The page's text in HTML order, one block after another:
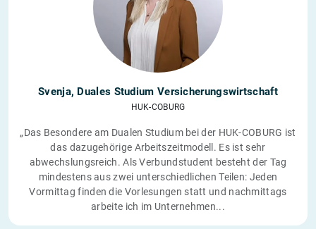
Svenja, Duales Studium Versicherungswirtschaft
HUK-COBURG
„Das Besondere am Dualen Studium bei der HUK-COBURG ist
das dazugehörige Arbeitszeitmodell. Es ist sehr
abwechslungsreich. Als Verbundstudent besteht der Tag
mindestens aus zwei unterschiedlichen Teilen: Jeden
Vormittag finden die Vorlesungen statt und nachmittags
arbeite ich im Unternehmen...